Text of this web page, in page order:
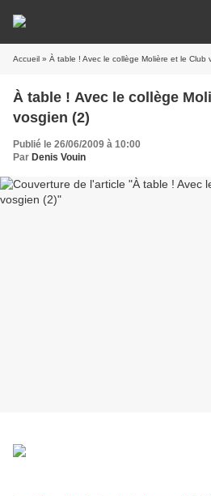
Accueil » À table ! Avec le collège Molière et le Club
À table ! Avec le collège
vosgien (2)
Publié le 26/06/2009 à 10:00
Par Denis Vouin